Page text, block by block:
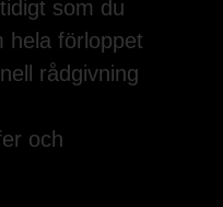
som du
hela förloppet
rådgivning
och